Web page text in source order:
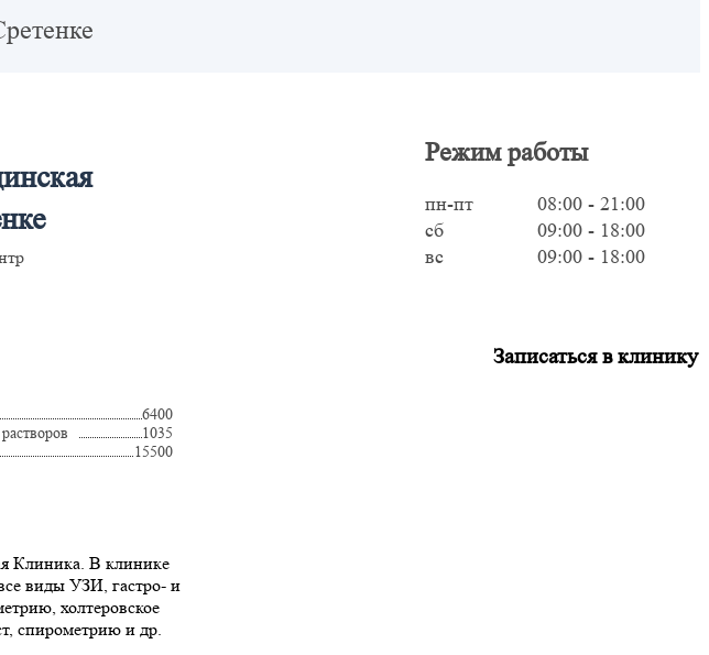
6400
1035
15500
Клиника. В клинике
виды УЗИ, гастро- и
холтеровское
спирометрию и др.
Режим работы
пн-пт
08:00 - 21:00
сб
09:00 - 18:00
вс
09:00 - 18:00
Записаться в клинику